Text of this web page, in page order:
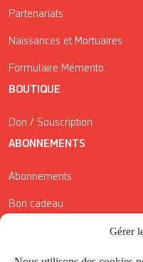
Gérer
Partenariats
Naissances et Mortuaires
Formulaire Mémento
BOUTIQUE
Don / Souscription
ABONNEMENTS
Abonnements
Bon cadeau
Conditions générales de
Réductions de la Carte Côté